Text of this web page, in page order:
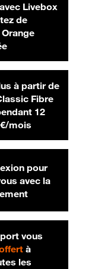
Livebox
de
mois
à partir de
Fibre
€ par mois
12
mois42,99 € par
pour
avec la
vous
à
les